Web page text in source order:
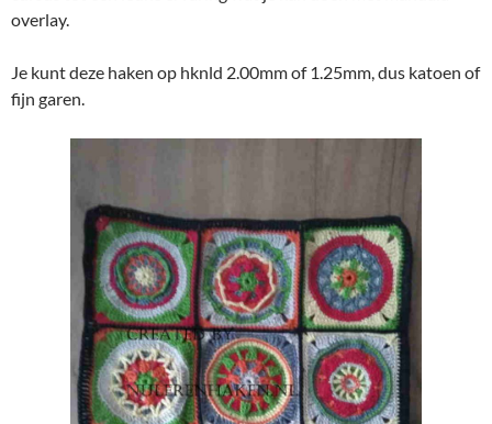
overlay.
Je kunt deze haken op hknld 2.00mm of 1.25mm, dus katoen of
fijn garen.